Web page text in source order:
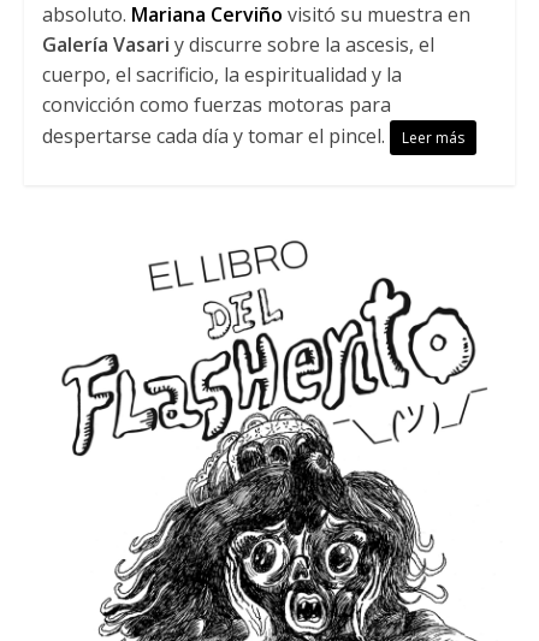
absoluto. Mariana Cerviño visitó su muestra en
Galería Vasari y discurre sobre la ascesis, el
cuerpo, el sacrificio, la espiritualidad y la
convicción como fuerzas motoras para
despertarse cada día y tomar el pincel.
Leer más